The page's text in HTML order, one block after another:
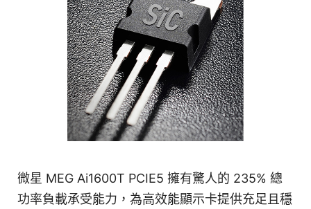
微星 MEG Ai1600T PCIE5 擁有驚人的 235% 總
功率負載承受能力，為高效能顯示卡提供充足且穩